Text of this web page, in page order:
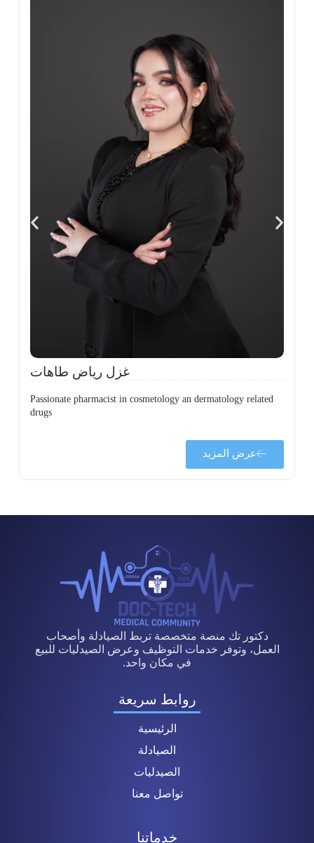
غزل رياض طاهات
Passionate pharmacist in cosmetology an dermatology related
drugs
عرض المزيد
دكتور تك منصة متخصصة تربط الصيادلة وأصحاب
العمل، وتوفر خدمات التوظيف وعرض الصيدليات للبيع
في مكان واحد.
روابط سريعة
الرئيسية
الصيادلة
الصيدليات
تواصل معنا
خدماتنا